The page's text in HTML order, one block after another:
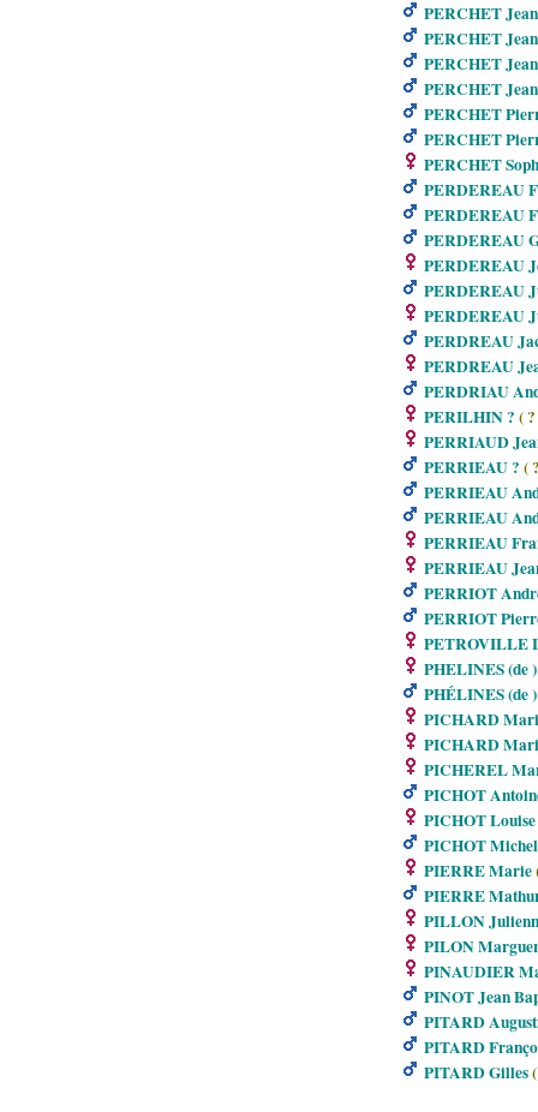
PERCHET Jean
PERCHET Jean
PERCHET Jean
PERCHET
PERCHET
PERCHET
PERCHET
PERDEREAU
PERDEREAU
PERDEREAU
PERDEREAU
PERDEREAU
PERDEREAU
PERDREAU
PERDREAU
PERDRIAU
PERILHIN ? (
PERRIAUD
PERRIEAU ? (
PERRIEAU
PERRIEAU
PERRIEAU
PERRIEAU
PERRIOT
PERRIOT
PETROVILLE
PHELINES (de
PHÉLINES (de
PICHARD
PICHARD
PICHEREL
PICHOT
PICHOT Louise
PICHOT Michel
PIERRE Marie
PIERRE
PILLON
PILON
PINAUDIER
PINOT Jean
PITARD
PITARD
PITARD Gilles(